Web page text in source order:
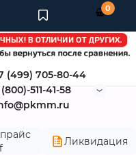
(499) 705-80-44
511-41-58
Ликвидация
0